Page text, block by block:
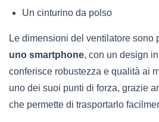
Un cinturino da polso
Le dimensioni del ventilatore sono
uno smartphone, con un design
conferisce robustezza e qualità ai
uno dei suoi punti di forza, grazie
che permette di trasportarlo